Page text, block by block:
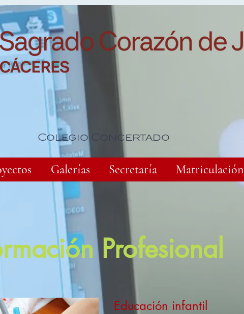
Colegio Concertado
Galerías Secretaría Matriculación
Profesional
Educación infantil